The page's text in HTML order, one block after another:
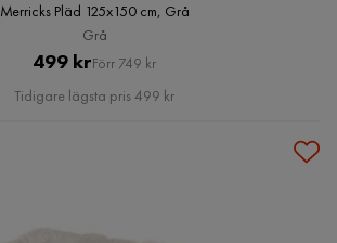
Merricks Pläd 125x150 cm, Grå
Grå
Pris
499 krOriginal
Pris
Förr 749 kr
Tidigare lägsta pris 499 kr